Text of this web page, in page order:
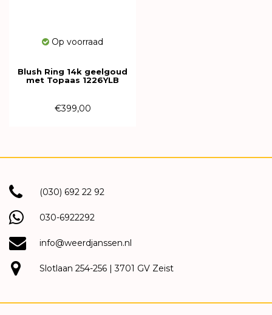
Op voorraad
Blush Ring 14k geelgoud
met Topaas 1226YLB
€399,00
(030) 692 22 92
030-6922292
info@weerdjanssen.nl
Slotlaan 254-256 | 3701 GV Zeist